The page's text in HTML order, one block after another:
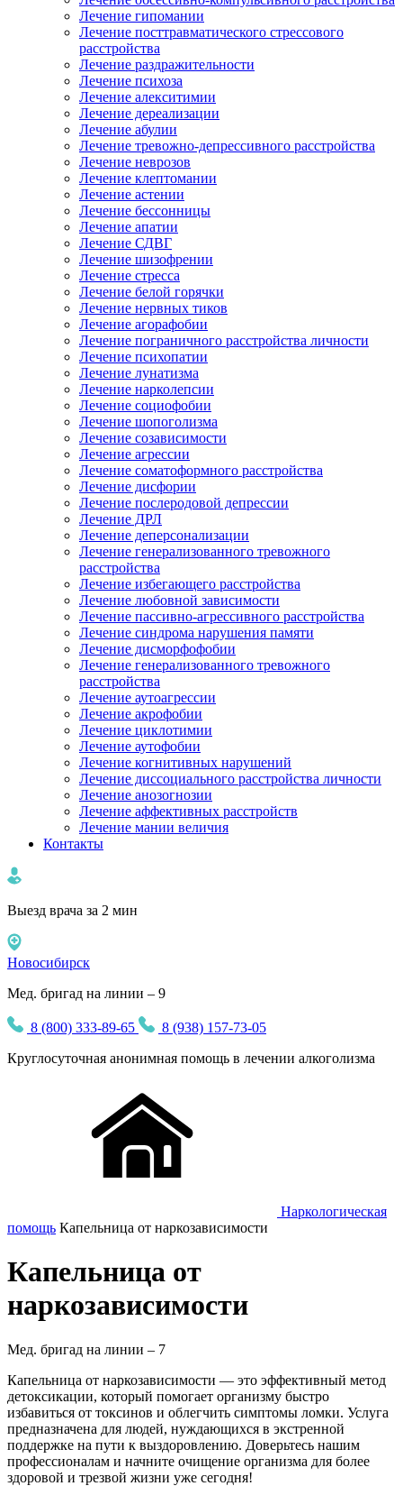
Лечение гипомании
Лечение посттравматического стрессового
расстройства
Лечение раздражительности
Лечение психоза
Лечение алекситимии
Лечение дереализации
Лечение абулии
Лечение тревожно-депрессивного расстройства
Лечение неврозов
Лечение клептомании
Лечение астении
Лечение бессонницы
Лечение апатии
Лечение СДВГ
Лечение шизофрении
Лечение стресса
Лечение белой горячки
Лечение нервных тиков
Лечение агорафобии
Лечение пограничного расстройства личности
Лечение психопатии
Лечение лунатизма
Лечение нарколепсии
Лечение социофобии
Лечение шопоголизма
Лечение созависимости
Лечение агрессии
Лечение соматоформного расстройства
Лечение дисфории
Лечение послеродовой депрессии
Лечение ДРЛ
Лечение деперсонализации
Лечение генерализованного тревожного
расстройства
Лечение избегающего расстройства
Лечение любовной зависимости
Лечение пассивно-агрессивного расстройства
Лечение синдрома нарушения памяти
Лечение дисморфофобии
Лечение генерализованного тревожного
расстройства
Лечение аутоагрессии
Лечение акрофобии
Лечение циклотимии
Лечение аутофобии
Лечение когнитивных нарушений
Лечение диссоциального расстройства личности
Лечение анозогнозии
Лечение аффективных расстройств
Лечение мании величия
Контакты
Выезд врача за 2 мин
Новосибирск
Мед. бригад на линии – 9
8 (800) 333-89-65
8 (938) 157-73-05
Круглосуточная анонимная помощь в лечении алкоголизма
Наркологическая
помощь Капельница от наркозависимости
Капельница от
наркозависимости
Мед. бригад на линии – 7
Капельница от наркозависимости — это эффективный метод
детоксикации, который помогает организму быстро
избавиться от токсинов и облегчить симптомы ломки. Услуга
предназначена для людей, нуждающихся в экстренной
поддержке на пути к выздоровлению. Доверьтесь нашим
профессионалам и начните очищение организма для более
здоровой и трезвой жизни уже сегодня!